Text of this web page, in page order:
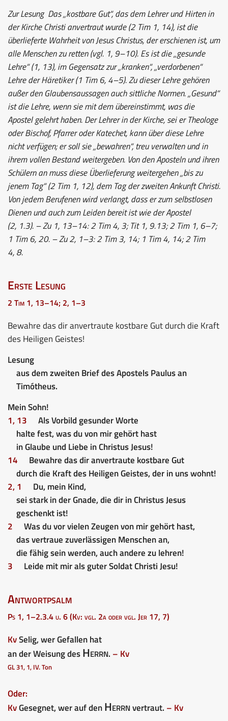
Zur LesungDas „kostbare Gut“, das dem Lehrer und Hirten in
der Kirche Christi anvertraut wurde (2 Tim 1, 14), ist die
überlieferte Wahrheit von Jesus Christus, der erschienen ist, um
alle Menschen zu retten (vgl. 1, 9–10). Es ist die „gesunde
Lehre“ (1, 13), im Gegensatz zur „kranken“, „verdorbenen“
Lehre der Häretiker (1 Tim 6, 4–5). Zu dieser Lehre gehören
außer den Glaubensaussagen auch sittliche Normen. „Gesund“
ist die Lehre, wenn sie mit dem übereinstimmt, was die
Apostel gelehrt haben. Der Lehrer in der Kirche, sei er Theologe
oder Bischof, Pfarrer oder Katechet, kann über diese Lehre
nicht verfügen; er soll sie „bewahren“, treu verwalten und in
ihrem vollen Bestand weitergeben. Von den Aposteln und ihren
Schülern an muss diese Überlieferung weitergehen „bis zu
jenem Tag“ (2 Tim 1, 12), dem Tag der zweiten Ankunft Christi.
Von jedem Berufenen wird verlangt, dass er zum selbstlosen
Dienen und auch zum Leiden bereit ist wie der Apostel
(2, 1.3). – Zu 1, 13–14: 2 Tim 4, 3; Tit 1, 9.13; 2 Tim 1, 6–7;
1 Tim 6, 20. – Zu 2, 1–3: 2 Tim 3, 14; 1 Tim 4, 14; 2 Tim
4, 8.
Erste Lesung
2 Tim 1, 13–14; 2, 1–3
Bewahre das dir anvertraute kostbare Gut durch die Kraft
des Heiligen Geistes!
Lesung
aus dem zweiten Brief des Apostels Paulus an
Timótheus.
Mein Sohn!
1, 13
Als Vorbild gesunder Worte
halte fest, was du von mir gehört hast
in Glaube und Liebe in Christus Jesus!
14
Bewahre das dir anvertraute kostbare Gut
durch die Kraft des Heiligen Geistes, der in uns wohnt!
2, 1
Du, mein Kind,
sei stark in der Gnade, die dir in Christus Jesus
geschenkt ist!
2
Was du vor vielen Zeugen von mir gehört hast,
das vertraue zuverlässigen Menschen an,
die fähig sein werden, auch andere zu lehren!
3
Leide mit mir als guter Soldat Christi Jesu!
Antwortpsalm
Ps 1, 1–2.3.4 u. 6 (Kv: vgl. 2a oder vgl. Jer 17, 7)
KvSelig, wer Gefallen hat
an der Weisung desHerrn. – Kv
GL 31, 1, IV. Ton
Oder:
KvGesegnet, wer auf denHerrnvertraut. – Kv